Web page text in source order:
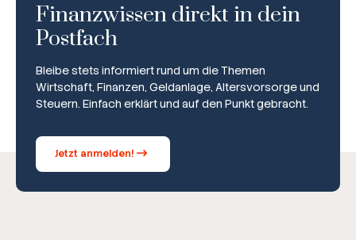
Finanzwissen direkt in dein
Postfach
Bleibe stets informiert rund um die Themen
Wirtschaft, Finanzen, Geldanlage, Altersvorsorge und
Steuern. Einfach erklärt und auf den Punkt gebracht.
Jetzt anmelden!